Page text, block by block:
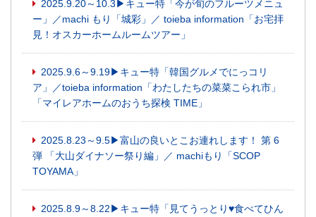
2025.9.20～10.3▶キュー特「今が旬のフルーツメニュ
ー」／machi もり「城彩」／ toieba information「お宅拝
見！オスカーホームルームツアー」
2025.9.6～9.19▶キュー特「韓国グルメでにっコリ
ア」／toieba information「わたしたちの菜菜こられ市」
「マイレアホームのおうち探検 TIME」
2025.8.23～9.5▶富山の良いとこお連れします！ 第 6
弾 「大山ダイナソー祭り編」／ machiもり「SCOP
TOYAMA」
2025.8.9～8.22▶キュー特「見てうっとり♥食べてひん